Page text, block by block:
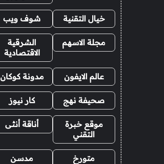
خيال التقنية شوف ويب
مجلة الاسهم
الشرقية
الاقتصادية
عالم الايفون مدونة كوكان
صحيفة نهج كار نيوز
موقع خبرة
التقني
أناقة أنثى
متورخ مدسن